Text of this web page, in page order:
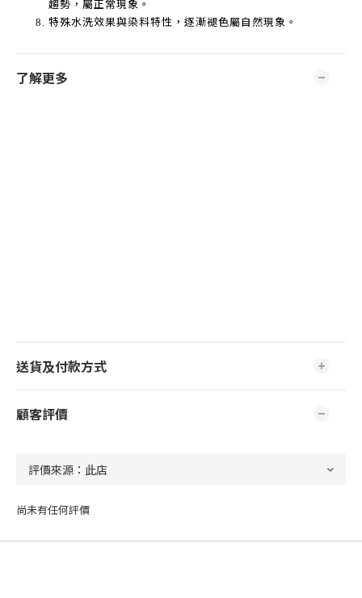
趨勢，屬正常現象。
特殊水洗效果與染料特性，逐漸褪色屬自然現象。
了解更多
送貨及付款方式
顧客評價
尚未有任何評價